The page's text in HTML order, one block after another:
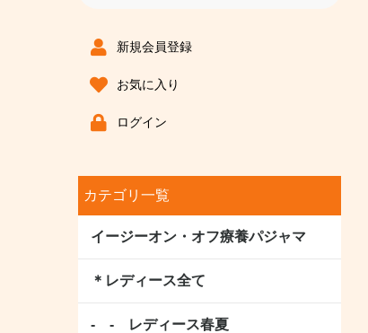
新規会員登録
お気に入り
ログイン
カテゴリ一覧
イージーオン・オフ療養パジャマ
＊レディース全て
- - レディース春夏